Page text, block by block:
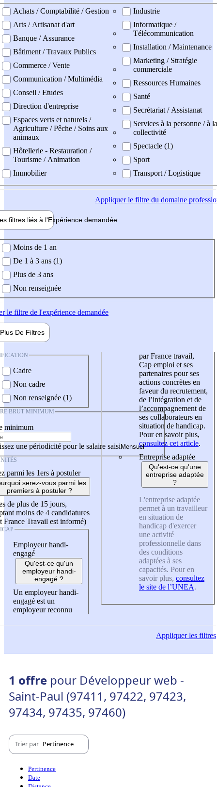
professionel
Achats / Comptabilité / Gestion
Arts / Artisanat d'art
Banque / Assurance
Bâtiment / Travaux Publics
Commerce / Vente
Communication / Multimédia
Conseil / Etudes
Direction d'entreprise
Espaces verts et naturels /
Agriculture / Pêche / Soins aux
animaux
Hôtellerie - Restauration /
Tourisme / Animation
Immobilier
Industrie
Informatique /
Télécommunication
Installation / Maintenance
Marketing / Stratégie
commerciale
Ressources Humaines
Santé
Secrétariat / Assistanat
Services à la personne / à la
collectivité
Spectacle (1)
Sport
Transport / Logistique
Appliquerle filtre du domaine
filtres liés à l'Expérience demandée
demandée
Moins de 1 an
De 1 à 3 ans (1)
Plus de 3 ans
Non renseignée
le filtre de l'expérience demandée
Plus De Filtres
Cadre
Non cadre
Non renseignée (1)
BRUT MINIMUM
minimum
une périodicité pour le salaire saisi
parmi les 1ers à postuler
serez-vous parmi les
premiers à postuler ?
de plus de 15 jours,
moins de 4 candidatures
France Travail est informé)
Employeur handi-
engagé
Qu'est-ce qu'un
employeur handi-
engagé ?
Un employeur handi-
engagé est un
employeur reconnu
par France travail,
Cap emploi et ses
partenaires pour ses
actions concrètes en
faveur du recrutement,
de l’intégration et de
l’accompagnement de
ses collaborateurs en
situation de handicap.
Pour en savoir plus,
consultez cet article.
Entreprise adaptée
Qu'est-ce qu'une
entreprise adaptée
?
L'entreprise adaptée
permet à un travailleur
en situation de
handicap d'exercer
une activité
professionnelle dans
des conditions
adaptées à ses
capacités. Pour en
savoir plus, consultez
le site de l’UNEA.
Appliquerles filtres
1 offre pour Développeur web -
Saint-Paul (97411, 97422, 97423,
97434, 97435, 97460)
Trier par Pertinence
Pertinence
Date